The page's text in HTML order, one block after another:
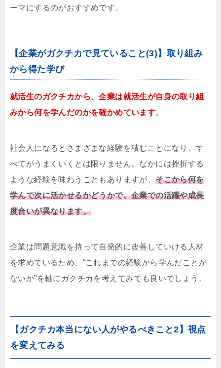
ーマにするのがおすすめです。
【企業がガクチカで見ていること(3)】取り組み
から得た学び
就活生のガクチカから、企業は就活生が自身の取り組
みから何を学んだのかを確かめています。
社会人になるとさまざまな経験を積むことになり、す
べてがうまくいくとは限りません。なかには挫折する
ような経験を味わうこともありますが、そこから何を
学んで次に活かせるかどうかで、企業での活躍や成長
度合いが異なります。
企業は問題意識を持って自発的に改善していける人材
を求めているため、“これまでの経験から学んだことが
ないか”を軸にガクチカを考えてみても良いでしょう。
【ガクチカ本当にない人がやるべきこと2】視点
を変えてみる